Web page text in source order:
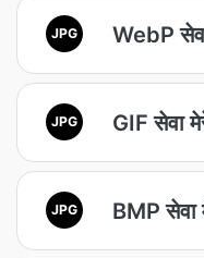
JPG WebP
JPG GIF सेवा
JPG BMP सेवा